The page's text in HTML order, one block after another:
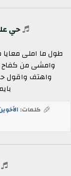
حي
طول ما املى
وامشى من كفاح
واهتف واقول
كلمات: